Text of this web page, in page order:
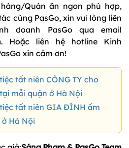
Quán ăn ngon phù hợp,
cùng PasGo, xin vui lòng liên
doanh PasGo qua email
. Hoặc liên hệ hotline Kinh
xin cảm ơn!
tất niên CÔNG TY cho
mỗi quận ở Hà Nội
tất niên GIA ĐÌNH ấm
Hà Nội